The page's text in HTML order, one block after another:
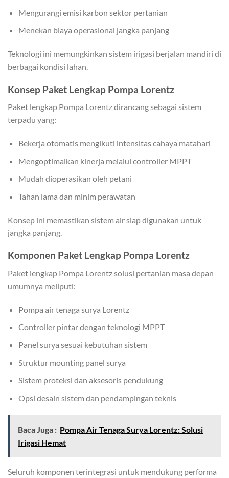
Mengurangi emisi karbon sektor pertanian
Menekan biaya operasional jangka panjang
Teknologi ini memungkinkan sistem irigasi berjalan mandiri di
berbagai kondisi lahan.
Konsep Paket Lengkap Pompa Lorentz
Paket lengkap Pompa Lorentz dirancang sebagai sistem
terpadu yang:
Bekerja otomatis mengikuti intensitas cahaya matahari
Mengoptimalkan kinerja melalui controller MPPT
Mudah dioperasikan oleh petani
Tahan lama dan minim perawatan
Konsep ini memastikan sistem air siap digunakan untuk
jangka panjang.
Komponen Paket Lengkap Pompa Lorentz
Paket lengkap Pompa Lorentz solusi pertanian masa depan
umumnya meliputi:
Pompa air tenaga surya Lorentz
Controller pintar dengan teknologi MPPT
Panel surya sesuai kebutuhan sistem
Struktur mounting panel surya
Sistem proteksi dan aksesoris pendukung
Opsi desain sistem dan pendampingan teknis
Baca Juga : Pompa Air Tenaga Surya Lorentz: Solusi
Irigasi Hemat
Seluruh komponen terintegrasi untuk mendukung performa